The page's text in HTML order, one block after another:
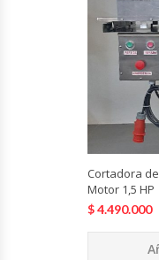
Vitrinas Pasteleras
Vitrinas Refrigeradas
Cortadora
Motor 1,5 HP
$4.490.000